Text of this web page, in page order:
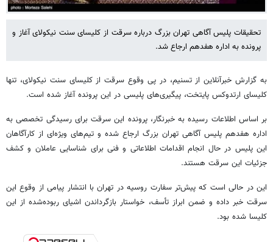
تحقیقات پلیس آگاهی تهران بزرگ درباره سرقت از کلیسای سنت نیکولای آغاز و
پرونده به اداره هفدهم ارجاع شد.
به گزارش خبرآنلاین از تسنیم، در پی وقوع سرقت از کلیسای سنت نیکولای، تنها
کلیسای ارتدوکس پایتخت، پیگیری‌های پلیسی در این پرونده آغاز شده است.
بر اساس اطلاعات رسیده به خبرنگار، پرونده این سرقت برای رسیدگی تخصصی به
اداره هفدهم پلیس آگاهی تهران بزرگ ارجاع شده و تیم‌های ویژه‌ای از کارآگاهان
این پلیس در حال انجام اقدامات اطلاعاتی و فنی برای شناسایی عاملان و کشف
جزئیات این سرقت هستند.
این در حالی است که پیش‌تر سفارت روسیه در تهران با انتشار پیامی از وقوع این
سرقت خبر داده و ضمن ابراز تأسف، خواستار بازگرداندن اشیای ربوده‌شده از این
کلیسا شده بود.